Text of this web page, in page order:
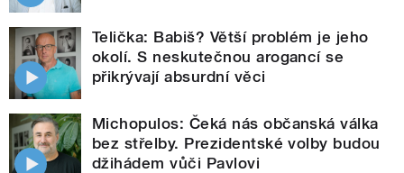
Telička: Babiš? Větší problém je jeho
okolí. S neskutečnou arogancí se
přikrývají absurdní věci
Michopulos: Čeká nás občanská válka
bez střelby. Prezidentské volby budou
džihádem vůči Pavlovi